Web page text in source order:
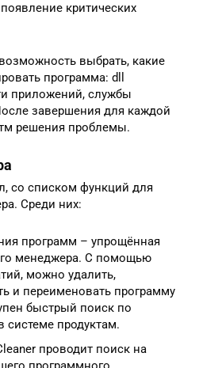
критических
выбрать, какие
программа: dll
приложений, службы
завершения для каждой
решения проблемы.
со списком функций для
Среди них:
программ – упрощённая
менеджера. С помощью
можно удалить,
и переименовать программу
быстрый поиск по
продуктам.
проводит поиск на